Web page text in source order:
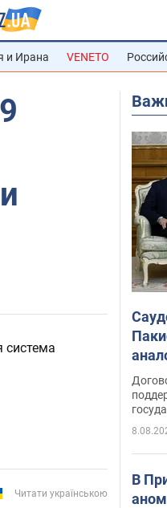
и Ирана VENETO
система
Читати українською
В